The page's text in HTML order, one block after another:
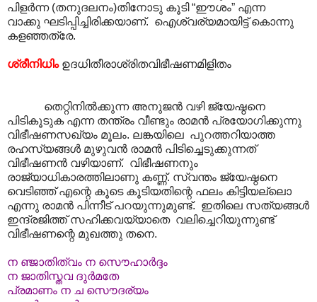
പിളർന്ന (തനുദലനം)തിനോടു കൂടി “ഈശം” എന്ന
വാക്കു ഘടിപ്പിച്ചിരിക്കയാണ്. ഐശ്വര്യമായിട്ട് കൊന്നു
കളഞ്ഞത്രേ.
ശ്രീനിധിംഉദധിതീരാശ്രിതവിഭീഷണമിളിതം
തെറ്റിനിൽക്കുന്ന അനുജൻ വഴി ജ്യേഷ്ഠനെ
പിടികൂടുക എന്ന തന്ത്രം വീണ്ടും രാമൻ പ്രയോഗിക്കുന്നു
വിഭീഷണസഖ്യം മൂലം. ലങ്കയിലെ പുറത്തറിയാത്ത
രഹസ്യങ്ങൾ മുഴുവൻ രാമൻ പിടിച്ചെടുക്കുന്നത്
വിഭീഷണൻ വഴിയാണ്. വിഭീഷണനും
രാജ്യാധികാരത്തിലാണു കണ്ണ്. സ്വന്തം ജ്യേഷ്ഠനെ
വെടിഞ്ഞ് എന്റെ കൂടെ കൂടിയതിന്റെ ഫലം കിട്ടിയല്ലൊ
എന്നു രാമൻ പിന്നീട് പറയുന്നുമുണ്ട്. ഇതിലെ സത്യങ്ങൾ
ഇന്ദ്രജിത്ത് സഹിക്കവയ്യാതെ വലിച്ചെറിയുന്നുണ്ട്
വിഭീഷണന്റെ മുഖത്തു തനെ.
ന ഞ്ജാതിത്വം ന സൌഹാർദ്ദം
ന ജാതിസ്തവ ദുർമതേ
പ്രമാണം ന ച സൌദര്യം